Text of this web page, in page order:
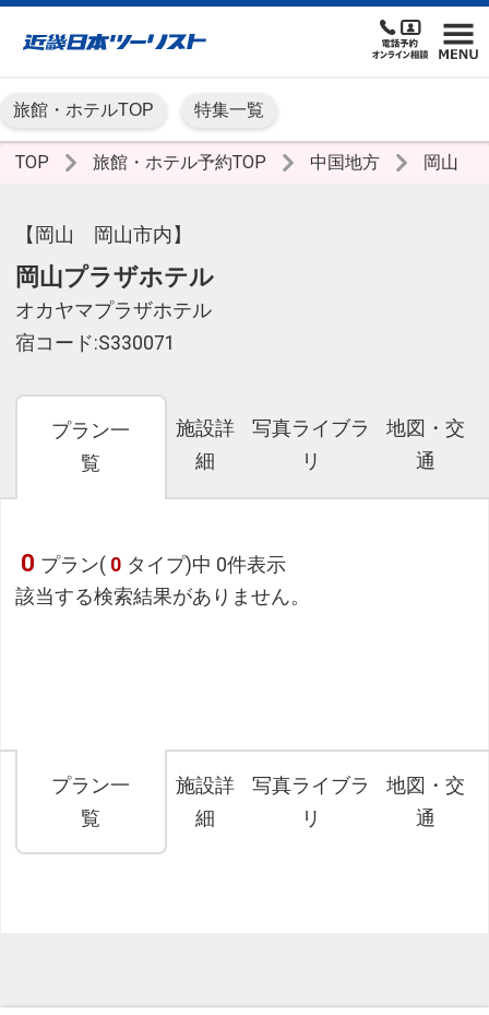
旅館・ホテルTOP 特集一覧
TOP 旅館・ホテル予約TOP 中国地方 岡山
【岡山 岡山市内】
岡山プラザホテル
オカヤマプラザホテル
宿コード:S330071
プラン一
覧
施設詳
細
写真ライブラ
リ
地図・交
通
0 プラン( 0 タイプ)中 0件表示
該当する検索結果がありません。
プラン一
覧
施設詳
細
写真ライブラ
リ
地図・交
通